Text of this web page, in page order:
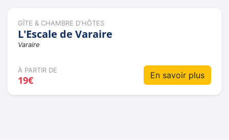
GÎTE & CHAMBRE D'HÔTES
L'Escale de Varaire
Varaire
À PARTIR DE
19€ En savoir plus